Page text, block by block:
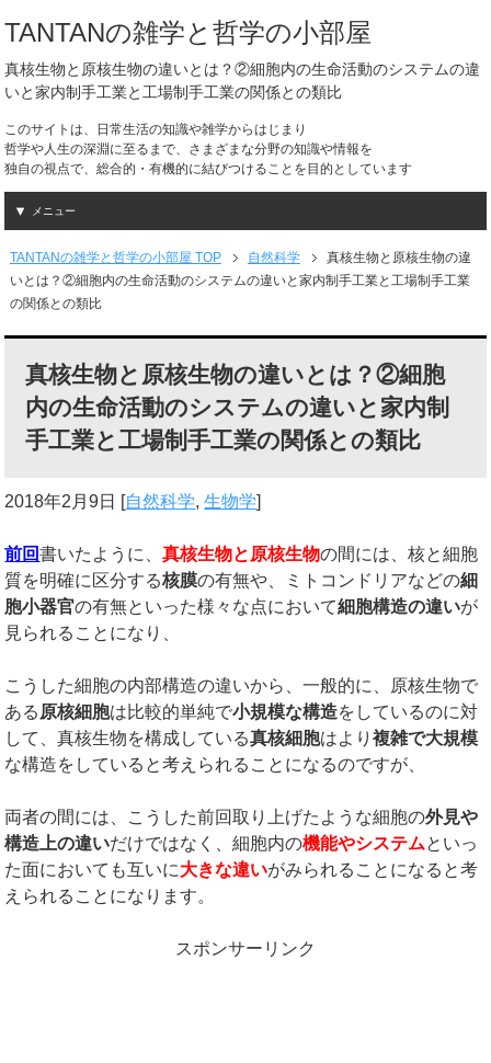
TANTANの雑学と哲学の小部屋
真核生物と原核生物の違いとは？②細胞内の生命活動のシステムの違
いと家内制手工業と工場制手工業の関係との類比
このサイトは、日常生活の知識や雑学からはじまり
哲学や人生の深淵に至るまで、さまざまな分野の知識や情報を
独自の視点で、総合的・有機的に結びつけることを目的としています
メニュー
TANTANの雑学と哲学の小部屋 TOP 自然科学
真核生物と原核生物の違
いとは？②細胞内の生命活動のシステムの違いと家内制手工業と工場制手工業
の関係との類比
真核生物と原核生物の違いとは？②細胞
内の生命活動のシステムの違いと家内制
手工業と工場制手工業の関係との類比
2018年2月9日 [自然科学,生物学]
前回書いたように、真核生物と原核生物の間には、核と細胞
質を明確に区分する核膜の有無や、ミトコンドリアなどの細
胞小器官の有無といった様々な点において細胞構造の違いが
見られることになり、
こうした細胞の内部構造の違いから、一般的に、原核生物で
ある 原核細胞は比較的単純で小規模な構造をしているのに対
して、真核生物を構成している真核細胞はより複雑で大規模
な構造をしていると考えられることになるのですが、
両者の間には、こうした前回取り上げたような細胞の外見や
構造上の違いだけではなく、細胞内の機能やシステムといっ
た面においても互いに大きな違いがみられることになると考
えられることになります。
スポンサーリンク